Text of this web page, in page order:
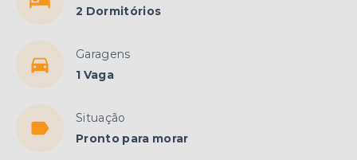
2 Dormitórios
Garagens
1 Vaga
Situação
Pronto para morar